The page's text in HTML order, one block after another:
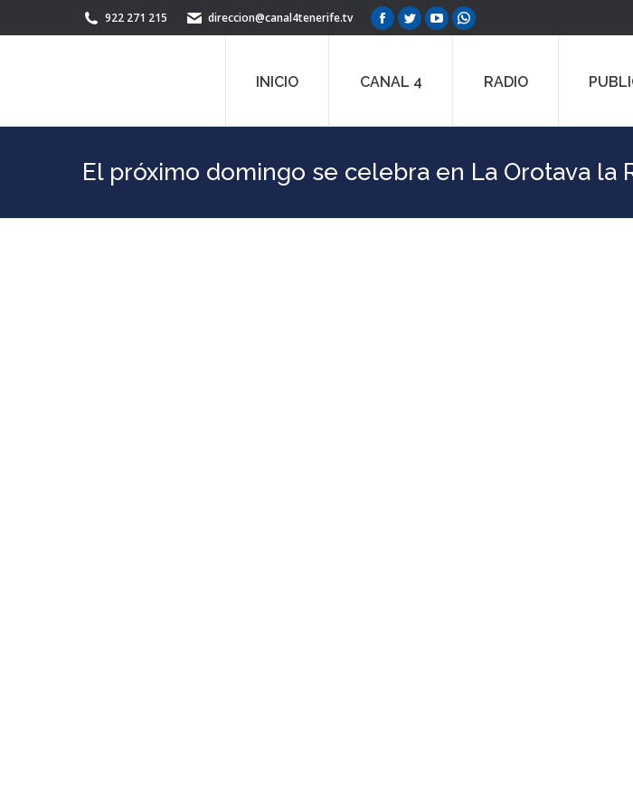
922 271 215 direccion@canal4tenerife.tv
Facebook
opens
new
Twitter
opens
new
YouTube
new
Whatsapp
opens
new
INICIO CANAL 4 RADIO
El próximo domingo se celebra en La Orotava la